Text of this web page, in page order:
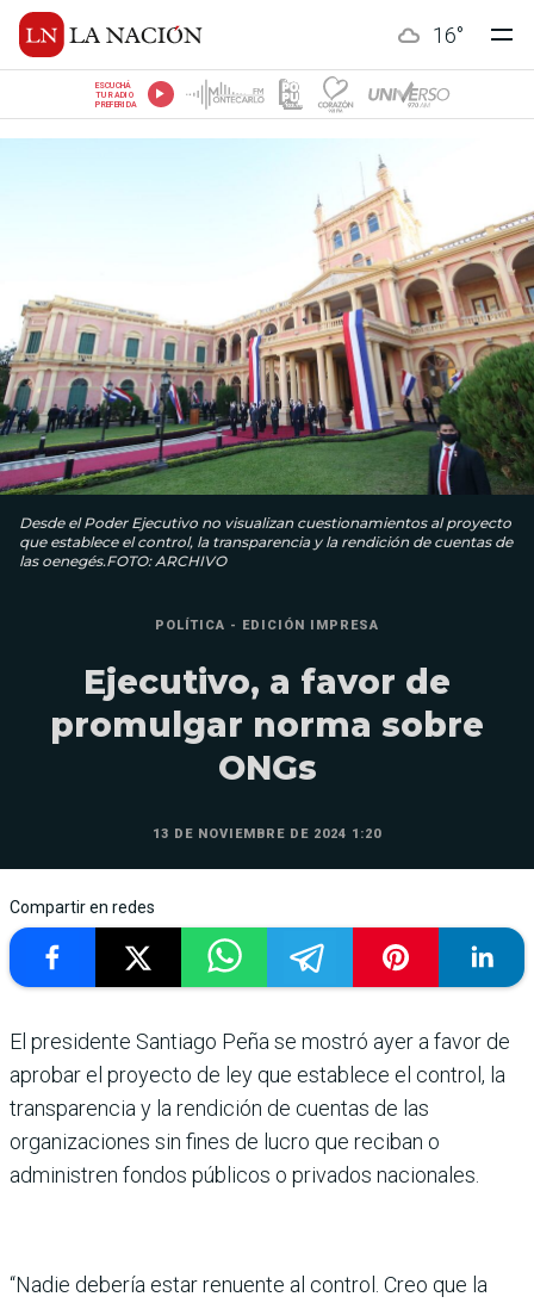
16°
ESCUCHÁ
TU RADIO
PREFERIDA
Desde el Poder Ejecutivo no visualizan cuestionamientos al proyecto
que establece el control, la transparencia y la rendición de cuentas de
las oenegés.FOTO: ARCHIVO
POLÍTICA - EDICIÓN IMPRESA
Ejecutivo, a favor de
promulgar norma sobre
ONGs
13 DE NOVIEMBRE DE 2024 1:20
Compartir en redes
El presidente Santiago Peña se mostró ayer a favor de
apro­bar el proyecto de ley que establece el control, la
trans­parencia y la rendición de cuentas de las
organizaciones sin fines de lucro que reciban o
administren fondos públicos o privados nacionales.
“Nadie debería estar renuente al control. Creo que la